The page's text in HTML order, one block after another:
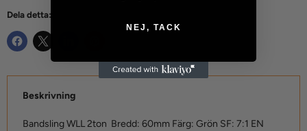
Dela detta:
Beskrivning
Bandsling WLL 2ton Bredd: 60mm Färg: Grön SF: 7:1 EN
NEJ, TACK